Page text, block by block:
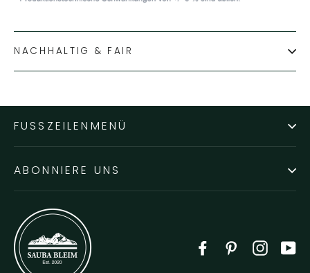
NACHHALTIG & FAIR
FUSSZEILENMENÜ
ABONNIERE UNS
FacebookPinterest